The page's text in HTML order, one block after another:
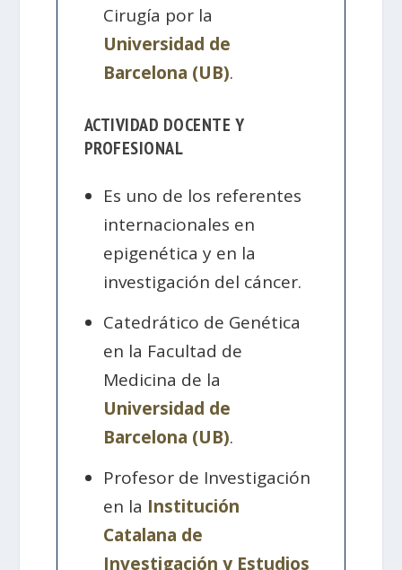
Cirugía por la
Universidad de
Barcelona (UB).
ACTIVIDAD DOCENTE Y
PROFESIONAL
Es uno de los referentes
internacionales en
epigenética y en la
investigación del cáncer.
Catedrático de Genética
en la Facultad de
Medicina de la
Universidad de
Barcelona (UB).
Profesor de Investigación
en la Institución
Catalana de
Investigación y Estudios